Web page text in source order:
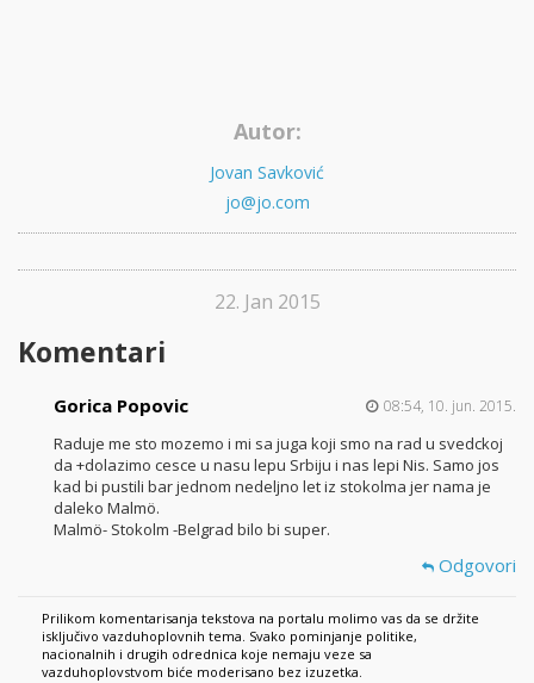
Autor:
Jovan Savković
jo@jo.com
22. Jan 2015
Komentari
Gorica Popovic 08:54, 10. jun. 2015.
Raduje me sto mozemo i mi sa juga koji smo na rad u svedckoj
da +dolazimo cesce u nasu lepu Srbiju i nas lepi Nis. Samo jos
kad bi pustili bar jednom nedeljno let iz stokolma jer nama je
daleko Malmö.
Malmö- Stokolm -Belgrad bilo bi super.
Odgovori
Prilikom komentarisanja tekstova na portalu molimo vas da se držite
isključivo vazduhoplovnih tema. Svako pominjanje politike,
nacionalnih i drugih odrednica koje nemaju veze sa
vazduhoplovstvom biće moderisano bez izuzetka.